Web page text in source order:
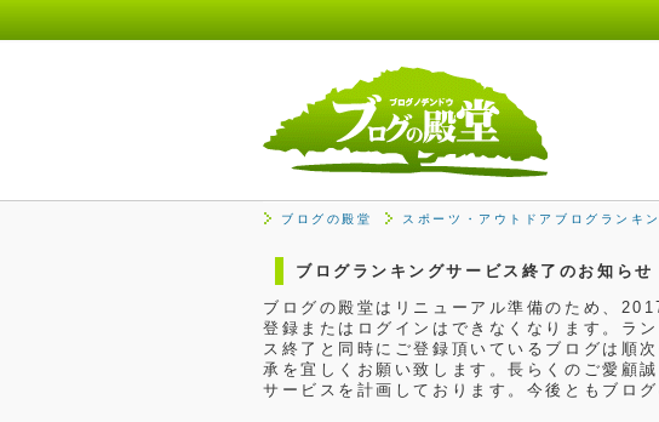
ブログの殿堂 スポーツ・アウトドアブログランキ
ブログランキングサービス終了のお知らせ
ブログの殿堂はリニューアル準備のため、
登録またはログインはできなくなります。ラ
ス終了と同時にご登録頂いているブログは順
承を宜しくお願い致します。長らくのご愛顧
サービスを計画しております。今後ともブロ